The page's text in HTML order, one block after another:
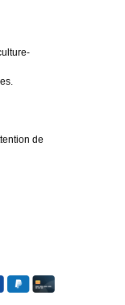
de